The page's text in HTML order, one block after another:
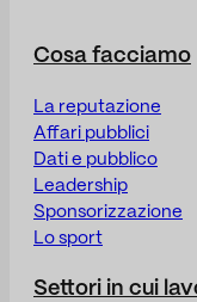
Cosa facciamo
La reputazione
Affari pubblici
Dati e pubblico
Leadership
Sponsorizzazione
Lo sport
Settori in cui